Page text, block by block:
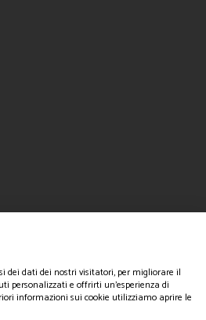
dei dati dei nostri visitatori, per migliorare il
personalizzati e offrirti un'esperienza di
informazioni sui cookie utilizziamo aprire le